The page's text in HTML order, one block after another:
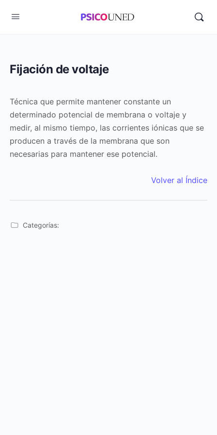
Fijación de voltaje
Técnica que permite mantener constante un
determinado potencial de membrana o voltaje y
medir, al mismo tiempo, las corrientes iónicas que se
producen a través de la membrana que son
necesarias para mantener ese potencial.
Volver al Índice
Categorías: